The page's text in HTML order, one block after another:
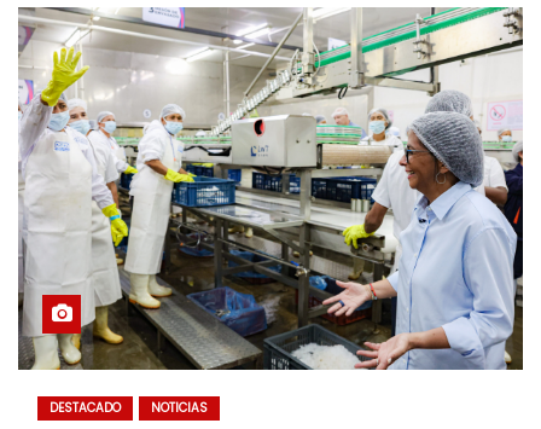
DESTACADO NOTICIAS